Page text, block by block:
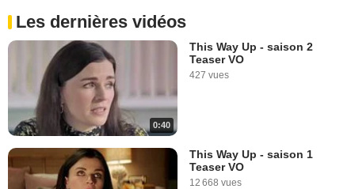
Les dernières vidéos
0:40
This Way Up - saison 2
Teaser VO
427 vues
This Way Up - saison 1
Teaser VO
12 668 vues